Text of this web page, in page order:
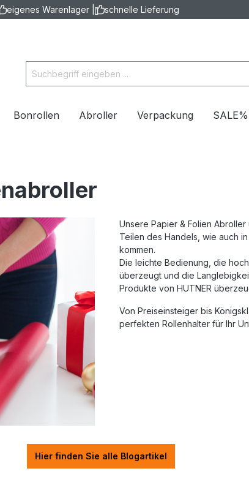
eigenes Warenlager | schnelle Lieferung
Bonrollen Abroller Verpackung SALE%
Unsere Papier & Folien
Teilen des Handels, wie auch
kommen.
Die leichte Bedienung, die
überzeugt und die
Produkte von HUTNER
Von Preiseinsteiger bis
perfekten Rollenhalter für Ihr
Hier finden Sie alle Blogartikel